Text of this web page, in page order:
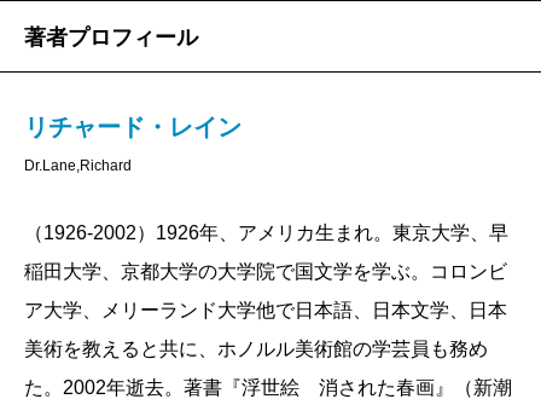
潮目が変わりはじめたのは二十世紀の末、「芸術新
て、林氏は北斎、歌麿、春信、国芳、広重とつづいた
同誌の浮世絵特集に寄稿し、1994年にはレイン氏の
「浮世絵 消された春画」が掲載された。欧米のコレ
クターが春画を嫌ったため、日本の浮世絵商たちは、
オリジナル版画の「不適切」な部分を切除し、別作品
の美人図などを象嵌したパッチワーク版画を売りつけ
た。それがバレないくらいの超絶技巧をもつ版画修復
著者プロフィール
リチャード・レイン
Dr.Lane,Richard
（1926-2002）1926年、アメリカ生まれ。東京大学、早
稲田大学、京都大学の大学院で国文学を学ぶ。コロンビ
ア大学、メリーランド大学他で日本語、日本文学、日本
美術を教えると共に、ホノルル美術館の学芸員も務め
た。2002年逝去。著書『浮世絵 消された春画』（新潮